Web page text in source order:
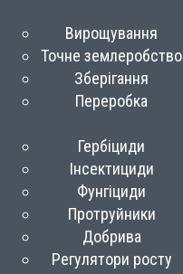
Вирощування
Точне землеробство
Зберігання
Переробка
Гербіциди
Інсектициди
Фунгіциди
Протруйники
Добрива
Регулятори росту